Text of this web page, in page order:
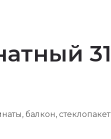
балкон,